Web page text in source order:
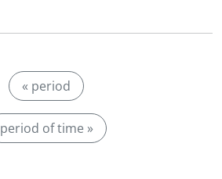
« period
period of time »